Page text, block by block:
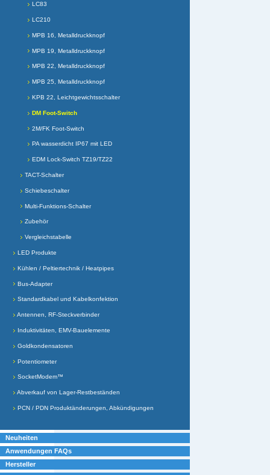
LC83
LC210
MPB 16, Metalldruckknopf
MPB 19, Metalldruckknopf
MPB 22, Metalldruckknopf
MPB 25, Metalldruckknopf
KPB 22, Leichtgewichtsschalter
DM Foot-Switch
2M/FK Foot-Switch
PA wasserdicht IP67 mit LED
EDM Lock-Switch TZ19/TZ22
TACT-Schalter
Schiebeschalter
Multi-Funktions-Schalter
Zubehör
Vergleichstabelle
LED Produkte
Kühlen / Peltiertechnik / Heatpipes
Bus-Adapter
Standardkabel und Kabelkonfektion
Antennen, RF-Steckverbinder
Induktivitäten, EMV-Bauelemente
Goldkondensatoren
Potentiometer
SocketModem™
Abverkauf von Lager-Restbeständen
PCN / PDN Produktänderungen, Abkündigungen
Neuheiten
Anwendungen FAQs
Hersteller